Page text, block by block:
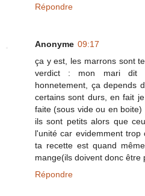
Répondre
Anonyme 09:17
ça y est, les marrons sont
verdict : mon mari dit
honnetement, ça depends
certains sont durs, en fait
faite (sous vide ou en
ils sont petits alors que
l'unité car evidemment
ta recette est quand
mange(ils doivent donc être
Répondre